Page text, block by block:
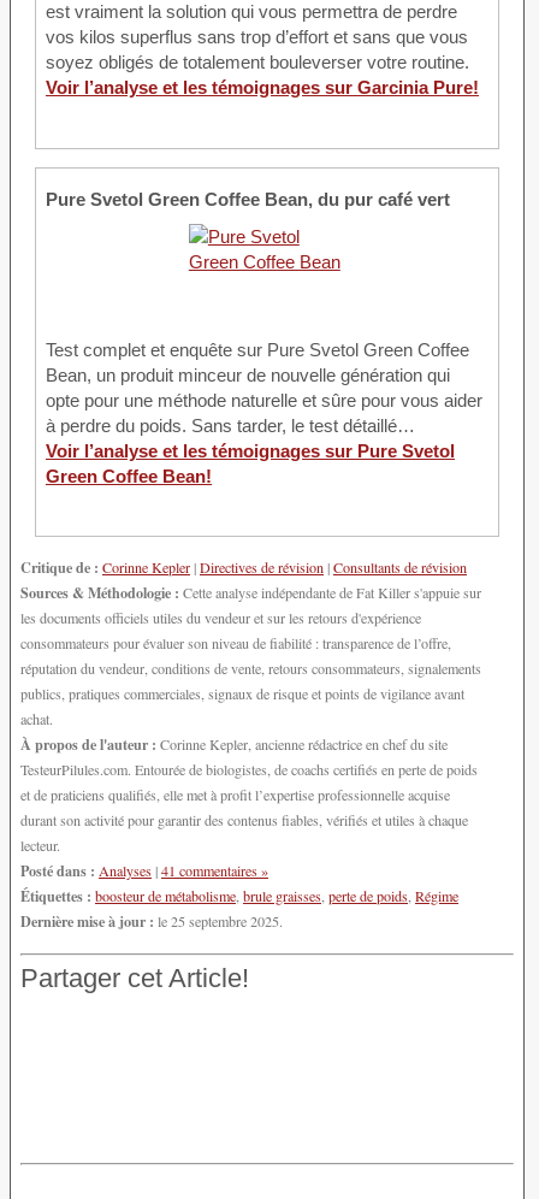
est vraiment la solution qui vous permettra de perdre
vos kilos superflus sans trop d’effort et sans que vous
soyez obligés de totalement bouleverser votre routine.
Voir l’analyse et les témoignages sur Garcinia Pure!
Pure Svetol Green Coffee Bean, du pur café vert
Test complet et enquête sur Pure Svetol Green Coffee
Bean, un produit minceur de nouvelle génération qui
opte pour une méthode naturelle et sûre pour vous aider
à perdre du poids. Sans tarder, le test détaillé…
Voir l’analyse et les témoignages sur Pure Svetol
Green Coffee Bean!
Critique de : Corinne Kepler|Directives de révision|Consultants de révision
Sources & Méthodologie : Cette analyse indépendante de Fat Killer s'appuie sur
les documents officiels utiles du vendeur et sur les retours d'expérience
consommateurs pour évaluer son niveau de fiabilité : transparence de l’offre,
réputation du vendeur, conditions de vente, retours consommateurs, signalements
publics, pratiques commerciales, signaux de risque et points de vigilance avant
achat.
À propos de l'auteur : Corinne Kepler, ancienne rédactrice en chef du site
TesteurPilules.com. Entourée de biologistes, de coachs certifiés en perte de poids
et de praticiens qualifiés, elle met à profit l’expertise professionnelle acquise
durant son activité pour garantir des contenus fiables, vérifiés et utiles à chaque
lecteur.
Posté dans : Analyses|41 commentaires »
Étiquettes : boosteur de métabolisme,brule graisses,perte de poids,Régime
Dernière mise à jour : le 25 septembre 2025.
Partager cet Article!